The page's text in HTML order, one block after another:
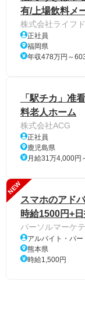
有/上場飲料メ
株式会社ライフ
正社員
福岡県
年収478万円～
「駅チカ」准
料老人ホーム
株式会社ACG
正社員
鹿児島県
月給31万4,000円
NEW
スマホのアド
時給1500円+
パーソルマーケ
アルバイト・パー
熊本県
時給1,500円